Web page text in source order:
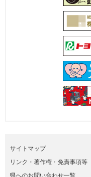
サイトマップ
リンク・著作権・免責事項等
県へのお問い合わせ一覧